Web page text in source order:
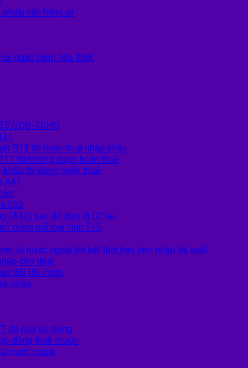
cân hàng air
quan hàng hóa XNK
QĐ-TCHQ
B13 thì hoàn thuế nhập khẩu
thì không được hoàn thuế
khẩu thì được hoàn thuế
A41
E52
(A42) sau đó đưa đi GC lại
dụng mã loại hình E15
từ nước ngoài khi hết thời hạn tạm nhập tái xuất
cho thuê
đổi HS code
nhập
đã qua sử dụng
đồng thuê mượn
nước ngoài